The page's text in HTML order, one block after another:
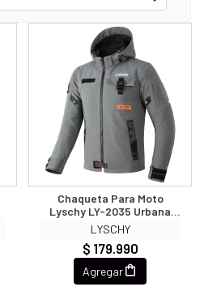
Chaqueta Para Moto
Lyschy LY-2035 Urbana
Con Protecciones Multi
Estacion
LYSCHY
$ 179.990
Agregar